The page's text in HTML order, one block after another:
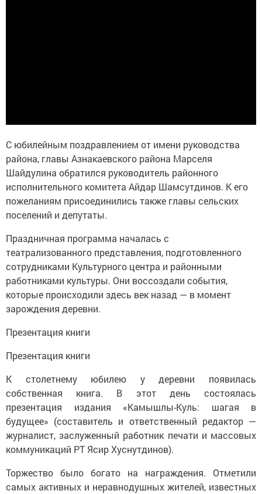
С юбилейным поздравлением от имени руководства
района, главы Азнакаевского района Марселя
Шайдулина обратился руководитель районного
исполнительного комитета Айдар Шамсутдинов. К его
пожеланиям присоединились также главы сельских
поселений и депутаты.
Праздничная программа началась с
театрализованного представления, подготовленного
сотрудниками Культурного центра и районными
работниками культуры. Они воссоздали события,
которые происходили здесь век назад — в момент
зарождения деревни.
Презентация книги
Презентация книги
К столетнему юбилею у деревни появилась
собственная книга. В этот день состоялась
презентация издания «Камышлы-Куль: шагая в
будущее» (составитель и ответственный редактор —
журналист, заслуженный работник печати и массовых
коммуникаций РТ Ясир Хуснутдинов).
Торжество было богато на награждения. Отметили
самых активных и неравнодушных жителей, известных